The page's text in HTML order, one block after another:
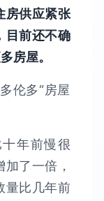
房供应紧张
目前还不确
房屋。
年前慢很
了一倍，
量比几年前